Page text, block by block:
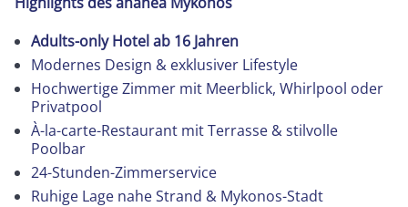
Adults-only Hotel ab 16 Jahren
Modernes Design & exklusiver Lifestyle
Hochwertige Zimmer mit Meerblick, Whirlpool oder
Privatpool
À-la-carte-Restaurant mit Terrasse & stilvolle
Poolbar
24-Stunden-Zimmerservice
Ruhige Lage nahe Strand & Mykonos-Stadt